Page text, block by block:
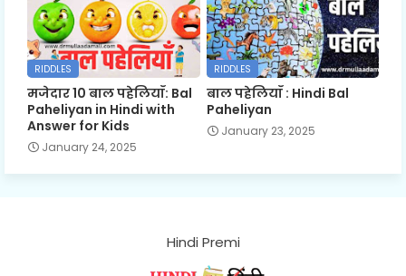
RIDDLES
मजेदार 10 बाल पहेलियाँ: Bal
Paheliyan in Hindi with
Answer for Kids
January 24, 2025
RIDDLES
बाल पहेलियाँ : Hindi Bal
Paheliyan
January 23, 2025
Hindi Premi